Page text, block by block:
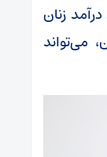
زنان
می‌تواند